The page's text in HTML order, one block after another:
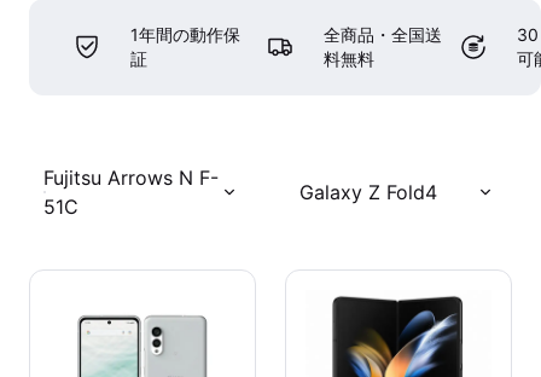
1年間の動作保
証
全商品・全国送
料無料
30
可
Fujitsu Arrows N F-
51C
Galaxy Z Fold4